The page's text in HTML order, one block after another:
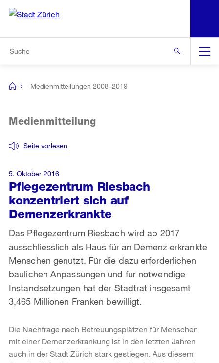
Navigation
[no
Medienmitteilungen 2008–2019
Pflegezentrum Riesbach
konzentriert sich auf
Demenzerkrankte
Seite vorlesen
Medienmitteilung
Das Pflegezentrum Riesbach wird ab 2017
ausschliesslich als Haus für an Demenz erkrankte
Menschen genutzt. Für die dazu erforderlichen
baulichen Anpassungen und für notwendige
Instandsetzungen hat der Stadtrat insgesamt
3,465 Millionen Franken bewilligt.
5. Oktober 2016
Die Nachfrage nach Betreuungsplätzen für Menschen
mit einer Demenzerkrankung ist in den letzten Jahren
auch in der Stadt Zürich stark gestiegen. Aus diesem